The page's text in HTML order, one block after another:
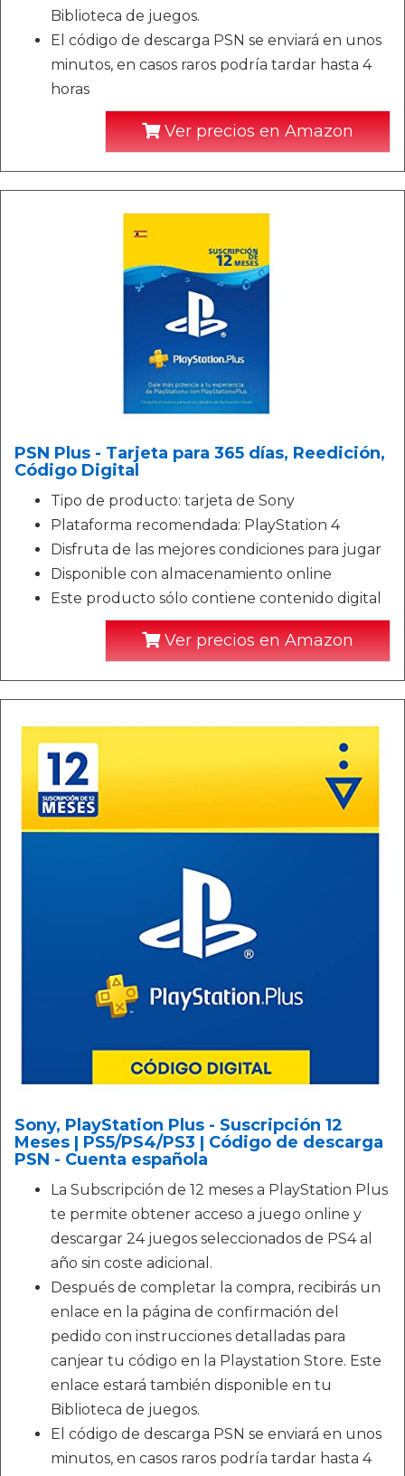
Biblioteca de juegos.
El código de descarga PSN se enviará en unos
minutos, en casos raros podría tardar hasta 4
horas
Ver precios en Amazon
PSN Plus - Tarjeta para 365 días, Reedición,
Código Digital
Tipo de producto: tarjeta de Sony
Plataforma recomendada: PlayStation 4
Disfruta de las mejores condiciones para jugar
Disponible con almacenamiento online
Este producto sólo contiene contenido digital
Ver precios en Amazon
Sony, PlayStation Plus - Suscripción 12
Meses | PS5/PS4/PS3 | Código de descarga
PSN - Cuenta española
La Subscripción de 12 meses a PlayStation Plus
te permite obtener acceso a juego online y
descargar 24 juegos seleccionados de PS4 al
año sin coste adicional.
Después de completar la compra, recibirás un
enlace en la página de confirmación del
pedido con instrucciones detalladas para
canjear tu código en la Playstation Store. Este
enlace estará también disponible en tu
Biblioteca de juegos.
El código de descarga PSN se enviará en unos
minutos, en casos raros podría tardar hasta 4